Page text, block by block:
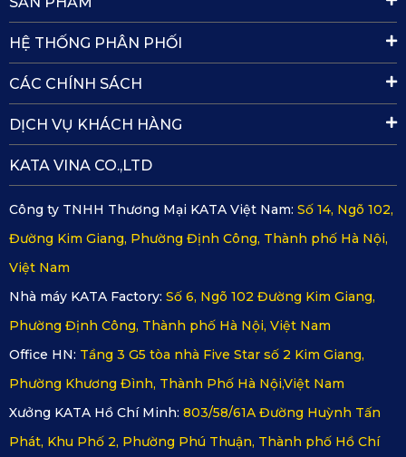
Camera hành trình KATA KD002
HỆ THỐNG PHÂN PHỐI
CÁC CHÍNH SÁCH
DỊCH VỤ KHÁCH HÀNG
KATA VINA CO.,LTD
Công ty TNHH Thương Mại KATA Việt Nam: Số 14, Ngõ 102,
Đường Kim Giang, Phường Định Công, Thành phố Hà Nội,
Việt Nam
Nhà máy KATA Factory: Số 6, Ngõ 102 Đường Kim Giang,
Phường Định Công, Thành phố Hà Nội, Việt Nam
Office HN: Tầng 3 G5 tòa nhà Five Star số 2 Kim Giang,
Phường Khương Đình, Thành Phố Hà Nội,Việt Nam
Xưởng KATA Hồ Chí Minh: 803/58/61A Đường Huỳnh Tấn
Phát, Khu Phố 2, Phường Phú Thuận, Thành phố Hồ Chí